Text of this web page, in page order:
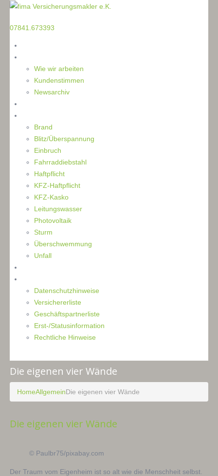
07841.673393
Wie wir arbeiten
Kundenstimmen
Newsarchiv
Brand
Blitz/Überspannung
Einbruch
Fahrraddiebstahl
Haftpflicht
KFZ-Haftpflicht
KFZ-Kasko
Leitungswasser
Photovoltaik
Sturm
Überschwemmung
Unfall
Datenschutzhinweise
Versichererliste
Geschäftspartnerliste
Erst-/Statusinformation
Rechtliche Hinweise
Die eigenen vier Wände
HomeAllgemeinDie eigenen vier Wände
Die eigenen vier Wände
© Paulbr75/pixabay.com
Der Traum vom Eigenheim ist so alt wie die Menschheit selbst.